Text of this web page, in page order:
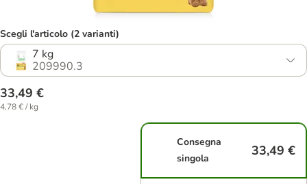
Scegli l'articolo (2 varianti)
7 kg
209990.3
33,49 €
4,78 € / kg
Consegna
singola
33,49 €